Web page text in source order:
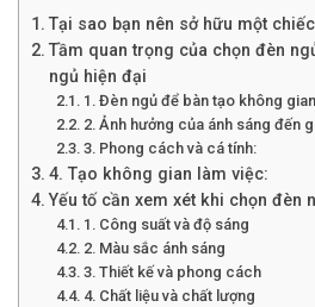
Tại sao bạn nên sở hữu một
Tầm quan trọng của chọn đèn
ngủ hiện đại
1. Đèn ngủ để bàn tạo không
2. Ảnh hưởng của ánh sáng đến
3. Phong cách và cá tính:
4. Tạo không gian làm việc:
Yếu tố cần xem xét khi chọn đèn
1. Công suất và độ sáng
2. Màu sắc ánh sáng
3. Thiết kế và phong cách
4. Chất liệu và chất lượng